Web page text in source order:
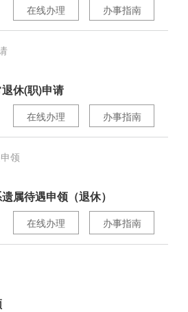
办事指南
在线办理
休(职)申请
办事指南
在线办理
领
属待遇申领（退休）
办事指南
在线办理